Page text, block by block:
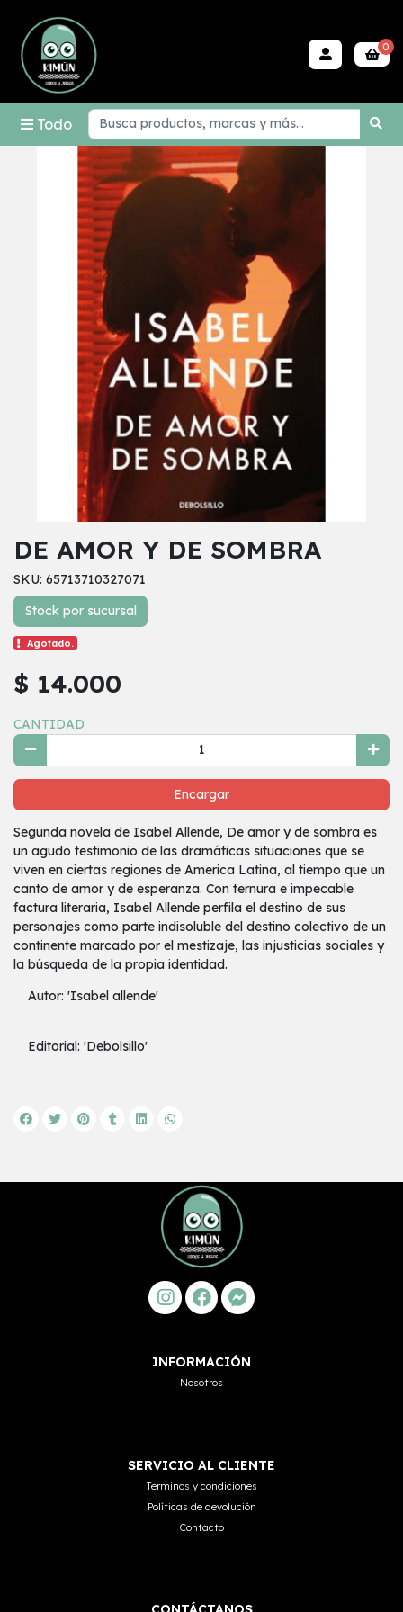
Todo
0
DE AMOR Y DE SOMBRA
SKU: 65713710327071
Stock por sucursal
Agotado.
$ 14.000
CANTIDAD
Encargar
Segunda novela de Isabel Allende, De amor y de sombra es
un agudo testimonio de las dramáticas situaciones que se
viven en ciertas regiones de America Latina, al tiempo que un
canto de amor y de esperanza. Con ternura e impecable
factura literaria, Isabel Allende perfila el destino de sus
personajes como parte indisoluble del destino colectivo de un
continente marcado por el mestizaje, las injusticias sociales y
la búsqueda de la propia identidad.
Autor: 'Isabel allende'
Editorial: 'Debolsillo'
INFORMACIÓN
Nosotros
SERVICIO AL CLIENTE
Terminos y condiciones
Políticas de devolución
Contacto